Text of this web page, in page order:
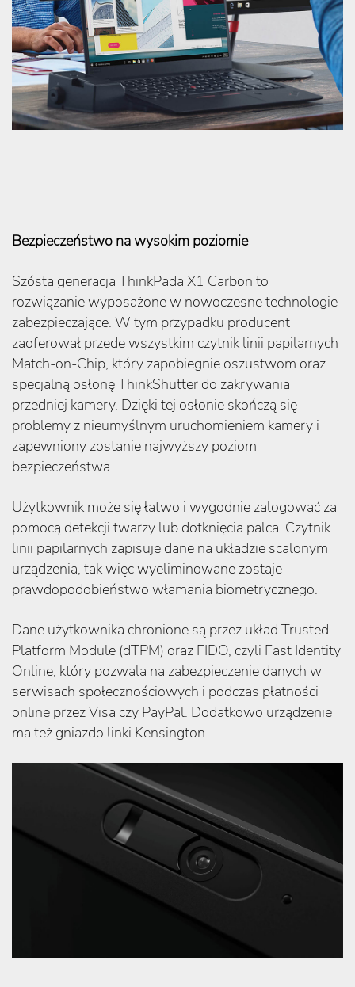
Bezpieczeństwo na wysokim poziomie
Szósta generacja ThinkPada X1 Carbon to
rozwiązanie wyposażone w nowoczesne technologie
zabezpieczające. W tym przypadku producent
zaoferował przede wszystkim czytnik linii papilarnych
Match-on-Chip, który zapobiegnie oszustwom oraz
specjalną osłonę ThinkShutter do zakrywania
przedniej kamery. Dzięki tej osłonie skończą się
problemy z nieumyślnym uruchomieniem kamery i
zapewniony zostanie najwyższy poziom
bezpieczeństwa.
Użytkownik może się łatwo i wygodnie zalogować za
pomocą detekcji twarzy lub dotknięcia palca. Czytnik
linii papilarnych zapisuje dane na układzie scalonym
urządzenia, tak więc wyeliminowane zostaje
prawdopodobieństwo włamania biometrycznego.
Dane użytkownika chronione są przez układ Trusted
Platform Module (dTPM) oraz FIDO, czyli Fast Identity
Online, który pozwala na zabezpieczenie danych w
serwisach społecznościowych i podczas płatności
online przez Visa czy PayPal. Dodatkowo urządzenie
ma też gniazdo linki Kensington.